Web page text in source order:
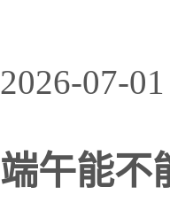
2026-07-01
端午能不